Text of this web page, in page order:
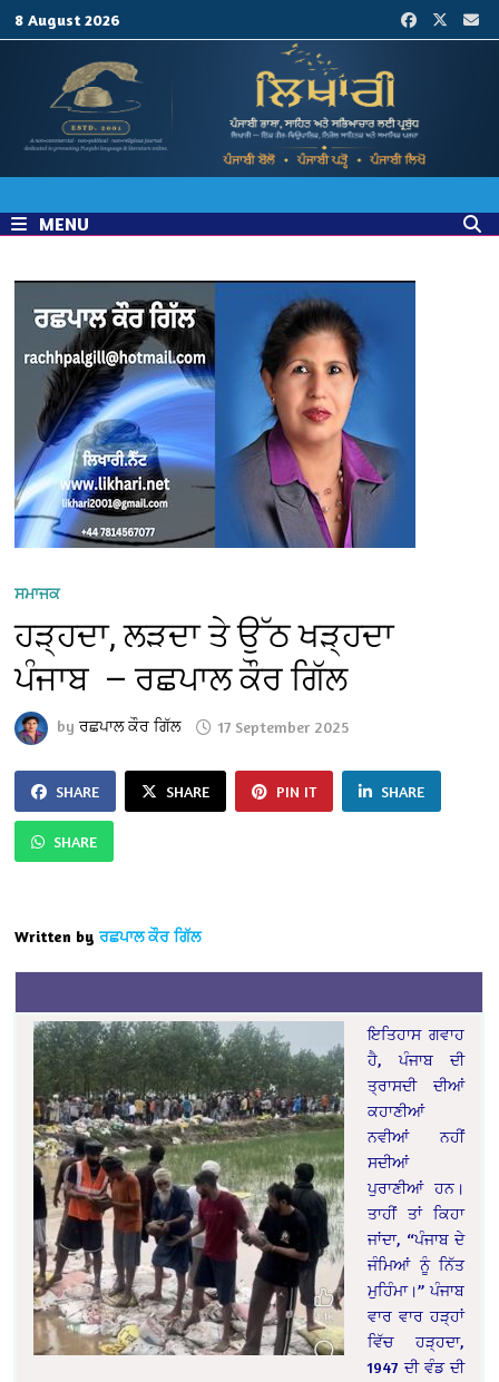
8 August 2026
MENU
ਸਮਾਜਕ
ਹੜ੍ਹਦਾ, ਲੜਦਾ ਤੇ ਉੱਠ ਖੜ੍ਹਦਾ
ਪੰਜਾਬ — ਰਛਪਾਲ ਕੌਰ ਗਿੱਲ
byਰਛਪਾਲ ਕੌਰ ਗਿੱਲ 17 September 2025
SHARE SHARE PIN IT SHARE
SHARE
Written by ਰਛਪਾਲ ਕੌਰ ਗਿੱਲ
ਇਤਿਹਾਸ ਗਵਾਹ
ਹੈ, ਪੰਜਾਬ ਦੀ
ਤ੍ਰਾਸਦੀ ਦੀਆਂ
ਕਹਾਣੀਆਂ
ਨਵੀਆਂ ਨਹੀਂ
ਸਦੀਆਂ
ਪੁਰਾਣੀਆਂ ਹਨ।
ਤਾਹੀਂ ਤਾਂ ਕਿਹਾ
ਜਾਂਦਾ, “ਪੰਜਾਬ ਦੇ
ਜੰਮਿਆਂ ਨੂੰ ਨਿੱਤ
ਮੁਹਿੰਮਾ।” ਪੰਜਾਬ
ਵਾਰ ਵਾਰ ਹੜ੍ਹਾਂ
ਵਿੱਚ ਹੜ੍ਹਦਾ,
1947 ਦੀ ਵੰਡ ਦੀ